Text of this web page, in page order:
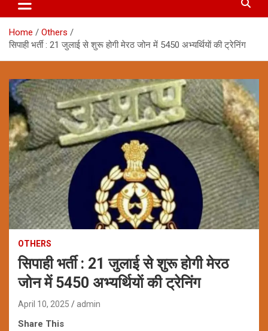
Home
Others
सिपाही भर्ती : 21 जुलाई से शुरू होगी मेरठ जोन में 5450 अभ्यर्थियाें की ट्रेनिंग
OTHERS
सिपाही भर्ती : 21 जुलाई से शुरू होगी मेरठ
जोन में 5450 अभ्यर्थियाें की ट्रेनिंग
April 10, 2025 admin
Share This